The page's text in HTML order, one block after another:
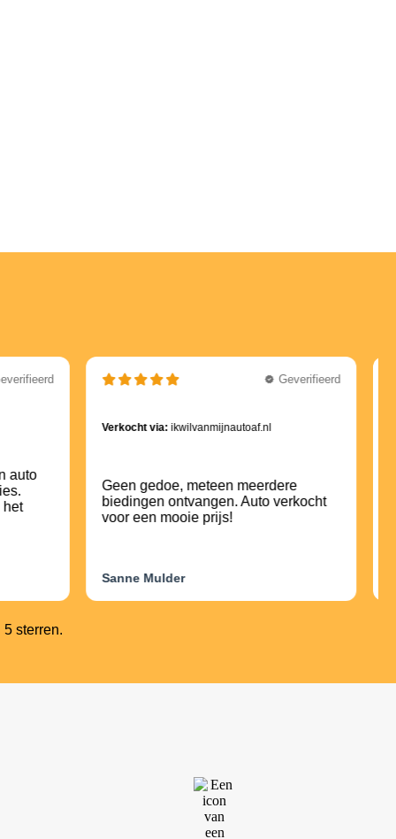
auto
het
Geverifieerd
Verkocht via: ikwilvanmijnautoaf.nl
Geen gedoe, meteen meerdere
biedingen ontvangen. Auto verkocht
voor een mooie prijs!
Sanne Mulder
sterren.